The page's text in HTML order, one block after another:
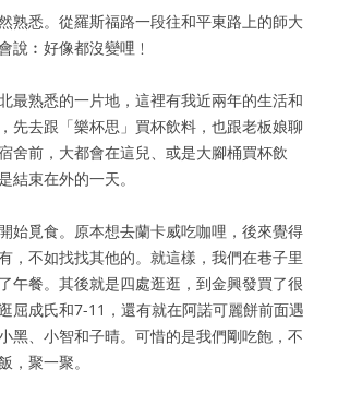
熟悉。從羅斯福路一段往和平東路上的師大
說︰好像都沒變哩﹗
最熟悉的一片地，這裡有我近兩年的生活和
先去跟「樂杯思」買杯飲料，也跟老板娘聊
舍前，大都會在這兒、或是大腳桶買杯飲
結束在外的一天。
始覓食。原本想去蘭卡威吃咖哩，後來覺得
，不如找找其他的。就這樣，我們在巷子里
午餐。其後就是四處逛逛，到金興發買了很
屈成氏和7-11，還有就在阿諾可麗餅前面遇
黑、小智和子晴。可惜的是我們剛吃飽，不
，聚一聚。